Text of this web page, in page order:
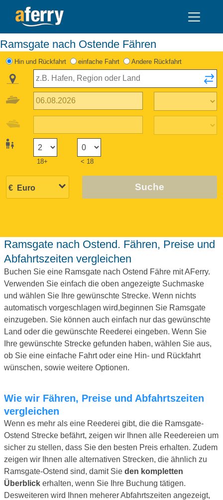
Ramsgate nach Ostende Fähren
Hin und Rückfahrt einfache Fahrt Andere Rückfahrt
18+ < 18
Suche
Ramsgate nach Ostend. Fähren, Preise und
Abfahrtszeiten vergleichen
Buchen Sie eine Ramsgate nach Ostend Fähre mit AFerry.
Verwenden Sie einfach die oben angezeigte Suchmaske
und wählen Sie Ihre gewünschte Strecke. Wenn nichts
automatisch vorgeschlagen wird,beginnen Sie Ramsgate
einzugeben. Sie können auch einfach nur das gewünschte
Land oder die gewünschte Reederei eingeben. Wenn Sie
Ihre gewünschte Strecke gefunden haben, wählen Sie aus,
ob Sie eine einfache Fahrt oder eine Hin- und Rückfahrt
wünschen, sowie weitere Optionen.
Wie wir Fähren, Preise und Abfahrtszeiten
vergleichen
Wenn es mehr als eine Reederei gibt, die die Ramsgate-
Ostend Strecke befährt, zeigen wir Ihnen alle Reedereien um
sicher zu stellen, dass Sie den besten Preis erhalten. Zudem
zeigen wir Ihnen alle alternativen Strecken, die ähnlich zu
Ramsgate-Ostend sind, damit Sie den kompletten
Überblick erhalten, wenn Sie Ihre Buchung tätigen.
Desweiteren wird Ihnen meherer Abfahrtszeiten angezeigt,